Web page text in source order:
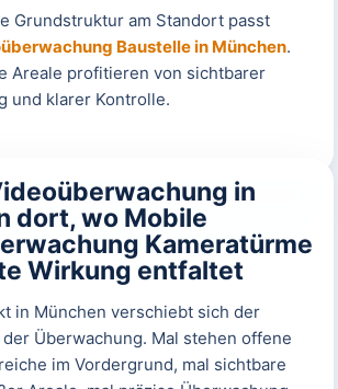
Grundstruktur am Standort passt
Baustelle in München.
Areale profitieren von sichtbarer
und klarer Kontrolle.
in
dort, wo Mobile
Kameratürme
Wirkung entfaltet
in München verschiebt sich der
Überwachung. Mal stehen offene
im Vordergrund, mal sichtbare